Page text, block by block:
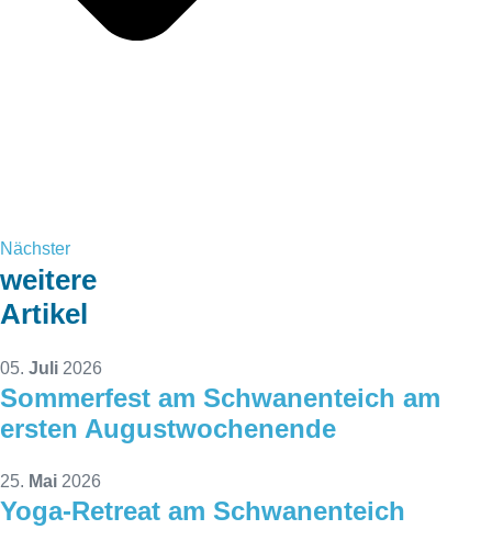
Nächster
weitere
Artikel
05. Juli 2026
Sommerfest am Schwanenteich am
ersten Augustwochenende
25. Mai 2026
Yoga-Retreat am Schwanenteich